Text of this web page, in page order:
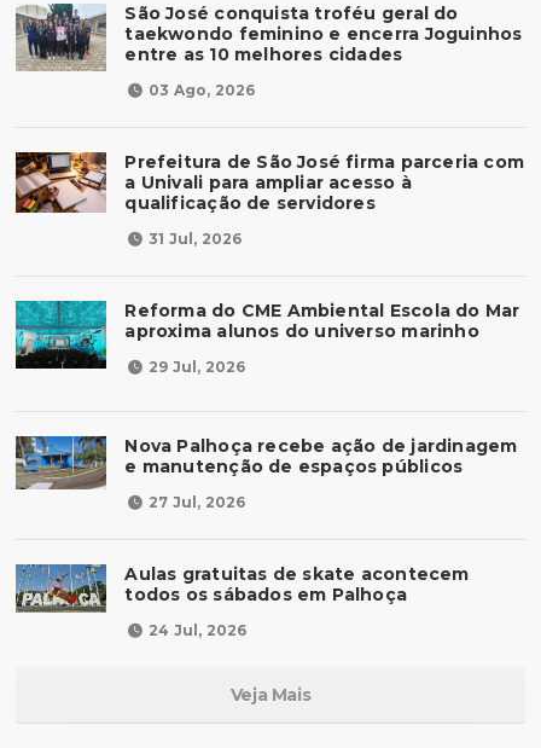
São José conquista troféu geral do
taekwondo feminino e encerra Joguinhos
entre as 10 melhores cidades
03 Ago, 2026
Prefeitura de São José firma parceria com
a Univali para ampliar acesso à
qualificação de servidores
31 Jul, 2026
Reforma do CME Ambiental Escola do Mar
aproxima alunos do universo marinho
29 Jul, 2026
Nova Palhoça recebe ação de jardinagem
e manutenção de espaços públicos
27 Jul, 2026
Aulas gratuitas de skate acontecem
todos os sábados em Palhoça
24 Jul, 2026
Veja Mais